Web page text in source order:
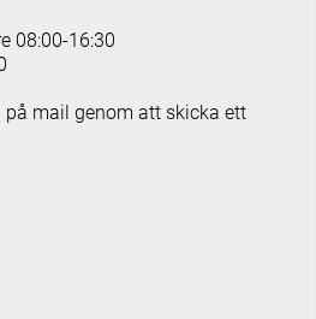
08:00-16:30
på mail genom att skicka ett